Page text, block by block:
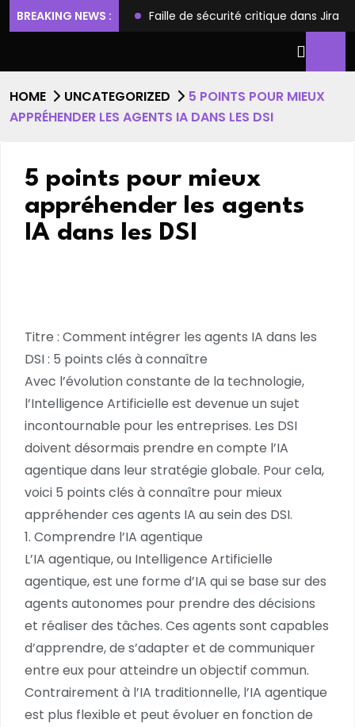
BREAKING NEWS :
et l’accès root Faille de sécurité critique dans Jira
HOME UNCATEGORIZED
5 POINTS POUR MIEUX
APPRÉHENDER LES AGENTS IA DANS LES DSI
5 points pour mieux
appréhender les agents
IA dans les DSI
Titre : Comment intégrer les agents IA dans les
DSI : 5 points clés à connaître
Avec l’évolution constante de la technologie,
l’Intelligence Artificielle est devenue un sujet
incontournable pour les entreprises. Les DSI
doivent désormais prendre en compte l’IA
agentique dans leur stratégie globale. Pour cela,
voici 5 points clés à connaître pour mieux
appréhender ces agents IA au sein des DSI.
1. Comprendre l’IA agentique
L’IA agentique, ou Intelligence Artificielle
agentique, est une forme d’IA qui se base sur des
agents autonomes pour prendre des décisions
et réaliser des tâches. Ces agents sont capables
d’apprendre, de s’adapter et de communiquer
entre eux pour atteindre un objectif commun.
Contrairement à l’IA traditionnelle, l’IA agentique
est plus flexible et peut évoluer en fonction de